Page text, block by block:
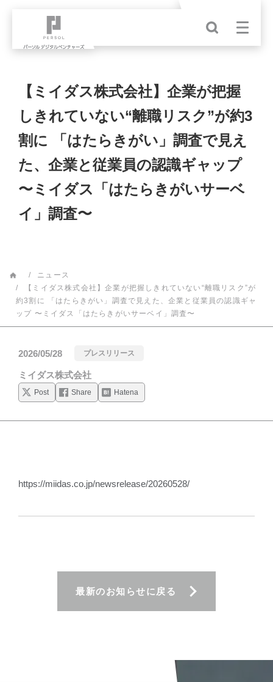
【ミイダス株式会社】企業が把握
しきれていない“離職リスク”が約3
割に 「はたらきがい」調査で見え
た、企業と従業員の認識ギャップ
〜ミイダス「はたらきがいサーベ
イ」調査〜
ニュース
【ミイダス株式会社】企業が把握しきれていない“離職リスク”が
約3割に 「はたらきがい」調査で見えた、企業と従業員の認識ギャ
ップ 〜ミイダス「はたらきがいサーベイ」調査〜
2026/05/28 プレスリリース
ミイダス株式会社
Post Share Hatena
https://miidas.co.jp/newsrelease/20260528/
最新のお知らせに戻る